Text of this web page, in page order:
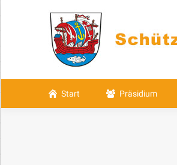
Start Präsidium
Start